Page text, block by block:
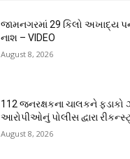
જામનગરમાં 29 કિલો અખાદ્ય
નાશ – VIDEO
August 8, 2026
112 જનરક્ષકના ચાલકને ફડાકો
આરોપીઓનું પોલીસ દ્વારા
August 8, 2026